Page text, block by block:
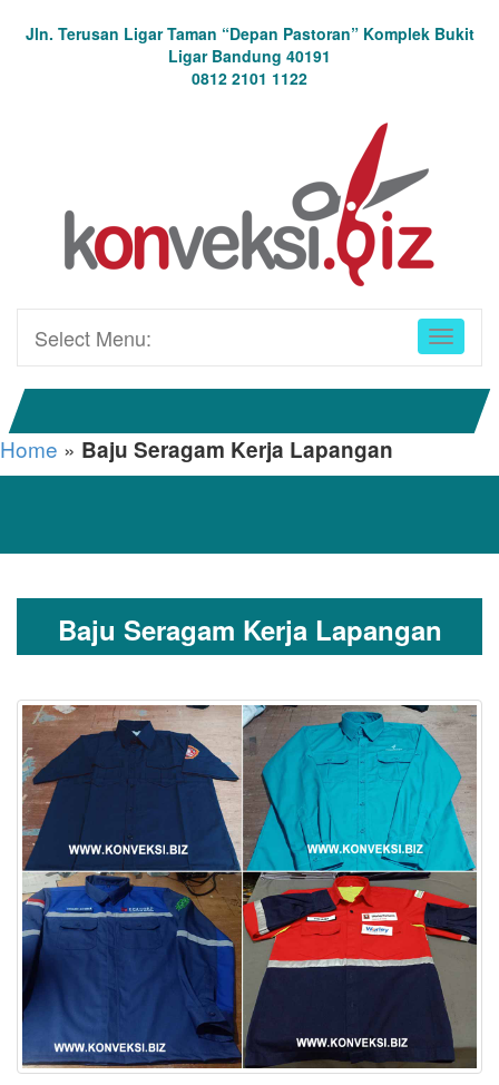
Jln. Terusan Ligar Taman “Depan Pastoran” Komplek Bukit
Ligar Bandung 40191
0812 2101 1122
Select Menu:
Home » Baju Seragam Kerja Lapangan
Baju Seragam Kerja Lapangan